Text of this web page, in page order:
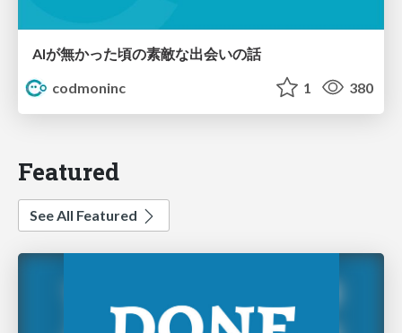
AIが無かった頃の素敵な出会いの話
codmoninc
1 380
Featured
See All Featured